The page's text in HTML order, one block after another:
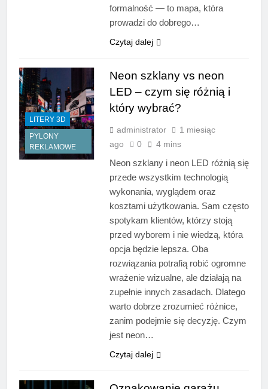
formalność — to mapa, która
prowadzi do dobrego…
Czytaj dalej
LITERY 3D
PYLONY
REKLAMOWE
Neon szklany vs neon
LED – czym się różnią i
który wybrać?
administrator
1 miesiąc
ago
0 4 mins
Neon szklany i neon LED różnią się
przede wszystkim technologią
wykonania, wyglądem oraz
kosztami użytkowania. Sam często
spotykam klientów, którzy stoją
przed wyborem i nie wiedzą, która
opcja będzie lepsza. Oba
rozwiązania potrafią robić ogromne
wrażenie wizualne, ale działają na
zupełnie innych zasadach. Dlatego
warto dobrze zrozumieć różnice,
zanim podejmie się decyzję. Czym
jest neon…
Czytaj dalej